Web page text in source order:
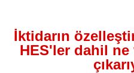
İktidarın
HES'ler dahil ne